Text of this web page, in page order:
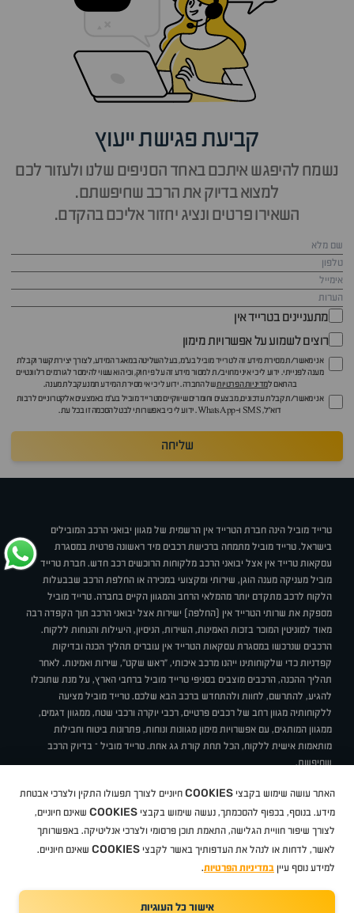
קביעת פגישת ייעוץ
נשמח להיפגש איתכם באחד הסניפים שלנו ולעזור לכם
למצוא בדיוק את הרכב שחיפשתם.
השאירו פרטים ונציג יחזור אליכם בהקדם.
מתעניינים בטרייד אין
רוצים לשמוע על אפשרויות מימון
אני מאשר/ת מסירת מידע זה לטרייד מוביל בע"מ, בעל השליטה במאגר המידע, לצורך יצירת קשר וקבלת
מענה לפנייתי. ידוע לי כי איני מחויב/ת למסור מידע זה על פי חוק, וכי הוא עשוי להימסר לגורמים רלוונטיים
בהתאם למדיניות הפרטיותשל החברה. ידוע לי כי אי מסירת המידע תמנע קבלת מענה.
אני מאשר/ת קבלת עדכונים, מבצעים וחומרים שיווקיים מטרייד מוביל בע"מ באמצעים אלקטרוניים לרבות
דוא״ל, SMS ו-WhatsApp. ידוע לי כי באפשרותי לבטל הסכמה זו בכל עת.
שליחה
טרייד מוביל הינה חברת הטרייד אין הרשמית של מגוון יבואני הרכב המובילים
בישראל. טרייד מוביל מתמחה ברכישת רכבים מיד ראשונה פרטית במסגרת
עסקאות טרייד אין אצל יבואני הרכב מלקוחות הרוכשים רכב חדש. חברת טרייד
מוביל מעניקה מענה הוגן, שירותי ומקצועי במכירה או החלפת הרכב שבבעלות
הלקוח לרכב מתקדם יותר מהמלאי הרחב והמגוון הקיים בחברה. טרייד מוביל
מספקת את שרותי הטרייד אין (החלפה) ישירות אצל יבואני הרכב תוך הקפדה רבה
מאוד למוניטין המוכר בזכות האמינות, השירות, הניסיון, היעילות והנוחות ללקוח.
הרכבים שנרכשו במסגרת עסקאות הטרייד אין עוברים תהליך הכנה ובדיקות
קפדניות כדי שלקוחותינו ייהנו מרכב איכותי, "ראש שקט", שירות ואמינות. לאחר
תהליך ההכנה, הרכבים מוצבים בסניפי טרייד מוביל ברחבי הארץ, על מנת שתוכלו
להגיע, להתרשם, לחוות ולהתחדש ברכב הבא שלכם. טרייד מוביל מציעה
ללקוחותיה מגוון רחב של רכבים פרטיים, רכבי יוקרה ורכבי שטח, ממגוון דגמים,
ממגוון המותגים, עם אפשרויות מימון מגוונות ונוחות, פתרונות ביטוח וחבילות
מותאמות אישית ללקוח, הכל תחת קורת גג אחת. טרייד מוביל – בדיוק הרכב
שחיפשת.
תקנוןBUY BACKמבצעיםמגזין טרייד מובילאיך זה עובד? דרושים
ניהול העדפות עוגיות
סיטרואןאופלפיג'ו MGמזדהבי ווי דיצ'ריטסלה ניסאןטויוטהדאצ'יהפולקסווגןטסלהג'יפ
לקסוסאאודיסקודהיונדאירנושברולט
האתר עושה שימוש בקבצי COOKIES חיוניים לצורך תפעולו התקין ולצרכי אבטחת
מידע. בנוסף, בכפוף להסכמתך, נעשה שימוש בקבצי COOKIES שאינם חיוניים,
לצורך שיפור חוויית הגלישה, התאמת תוכן פרסומי ולצרכי אנליטיקה. באפשרותך
לאשר, לדחות או לנהל את העדפותיך באשר לקבצי COOKIES שאינם חיוניים.
למידע נוסף עיין במדיניות הפרטיות.
אישור כל העוגיות